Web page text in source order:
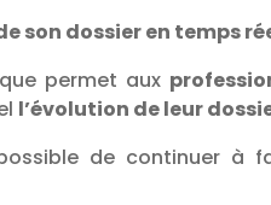
son dossier en temps
permet aux
l’évolution de leur
de continuer à